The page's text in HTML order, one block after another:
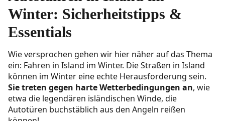
Winter: Sicherheitstipps &
Essentials
Wie versprochen gehen wir hier näher auf das Thema
ein: Fahren in Island im Winter. Die Straßen in Island
können im Winter eine echte Herausforderung sein.
Sie treten gegen harte Wetterbedingungen an, wie
etwa die legendären isländischen Winde, die
Autotüren buchstäblich aus den Angeln reißen